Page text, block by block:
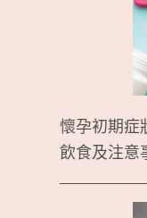
懷孕初期症
飲食及注意